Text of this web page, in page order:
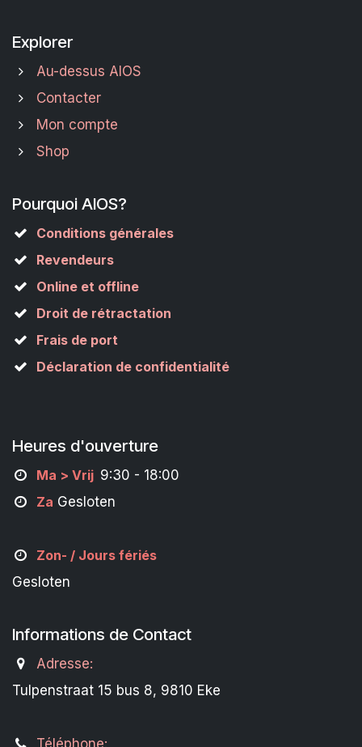
Explorer
Au-dessus AIOS
Contacter
Mon compte
Shop
Pourquoi AIOS?
Conditions générales
Revendeurs
Online et offline
Droit de rétractation
Frais de port
Déclaration de confidentialité
Heures d'ouverture
Ma > Vrij 9:30 - 18:00
Za Gesloten
Zon- / Jours fériés
Gesloten
Informations de Contact
Adresse:
Tulpenstraat 15 bus 8, 9810 Eke
Téléphone: